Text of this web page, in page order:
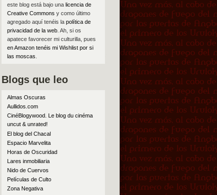
este blog está bajo una licencia de
Creative Commons y como último
agregado aquí tenéis la política de
privacidad de la web. Ah, si os
apatece favorecer mi culturilla, pues
en Amazon tenéis mi Wishlist por si
las moscas
Blogs que leo
Almas Oscuras
Aullidos.com
CinéBlogywood. Le blog du cinéma
uncut & unrated!
El blog del Chacal
Espacio Marvelita
Horas de Oscuridad
Lares inmobiliaria
Nido de Cuervos
Películas de Culto
Zona Negativa